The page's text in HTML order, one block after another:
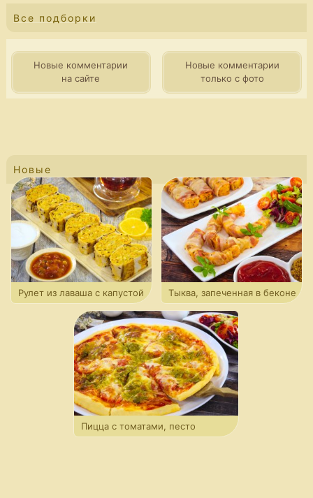
Все подборки
Новые комментарии
на сайте
Новые комментарии
только с фото
Новые
Рулет из лаваша с капустой Тыква, запеченная в беконе
Пицца с томатами, песто